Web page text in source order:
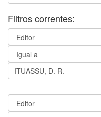
Filtros correntes: